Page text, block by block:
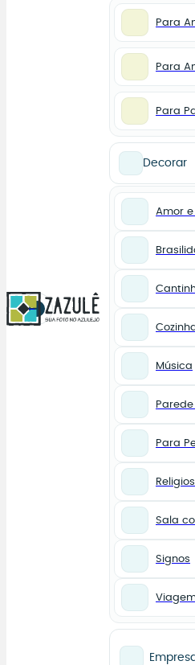
0
Para
Para
Para
Decorar
Amor e
Música
Para
Sala
Signos